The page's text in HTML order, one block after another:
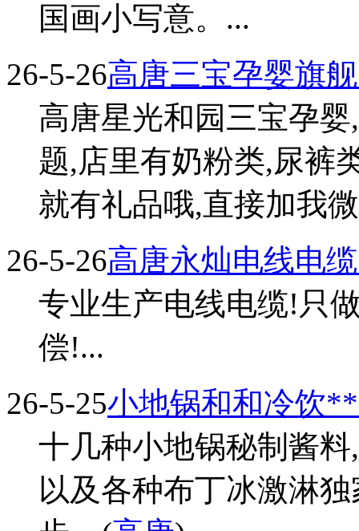
国画小写意。...
26-5-26高唐三宝孕婴旗
高唐星光和园三宝孕
题,店里有奶粉类,尿裤
就有礼品哦,直接加我
26-5-26高唐永灿电线电
专业生产电线电缆!只
偿!...
26-5-25小地锅和和冷饮
十几种小地锅秘制酱
以及各种布丁冰激淋